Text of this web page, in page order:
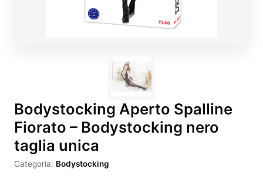
Bodystocking Aperto Spalline
Fiorato – Bodystocking nero
taglia unica
Categoria: Bodystocking